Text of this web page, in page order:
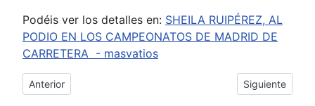
Podéis ver los detalles en: SHEILA RUIPÉREZ, AL
PODIO EN LOS CAMPEONATOS DE MADRID DE
CARRETERA - masvatios
Artículo anterior: 09_02_2025. Cedillos del Condado
Anterior Artículo
Siguiente